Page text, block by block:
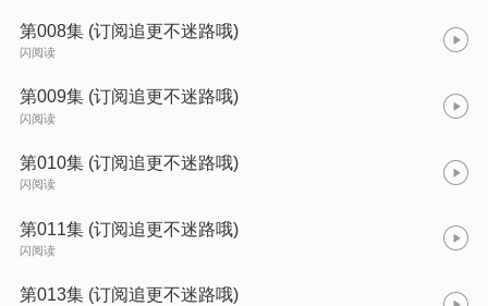
第008集 (订阅追更不迷路哦)
闪阅读
第009集 (订阅追更不迷路哦)
闪阅读
第010集 (订阅追更不迷路哦)
闪阅读
第011集 (订阅追更不迷路哦)
闪阅读
第013集 (订阅追更不迷路哦)